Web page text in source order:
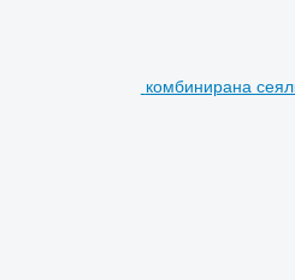
комбинирана